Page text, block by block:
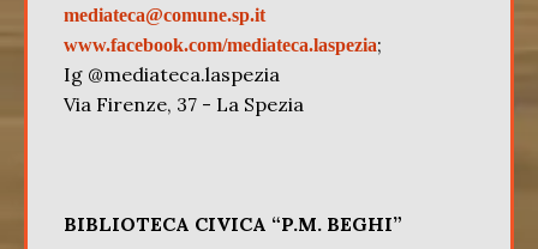
mediateca@comune.sp.it
www.facebook.com/mediateca.laspezia;
Ig @mediateca.laspezia
Via Firenze, 37 - La Spezia
BIBLIOTECA CIVICA “P.M. BEGHI”